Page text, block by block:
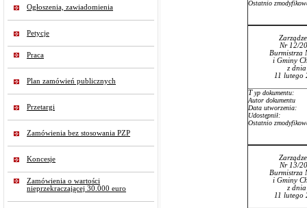
Ogłoszenia, zawiadomienia
Petycje
Praca
Plan zamówień publicznych
Przetargi
Zamówienia bez stosowania PZP
Koncesje
Zamówienia o wartości
nieprzekraczającej 30.000 euro
Ostatnio
Nr 12/
Burmistrza
i Gminy
z
11 lutego
Typ dokumentu:
Autor dokumentu
Data utworzenia:
Udostępnił:
Ostatnio
Nr 13/
Burmistrza
i Gminy
z
11 lutego